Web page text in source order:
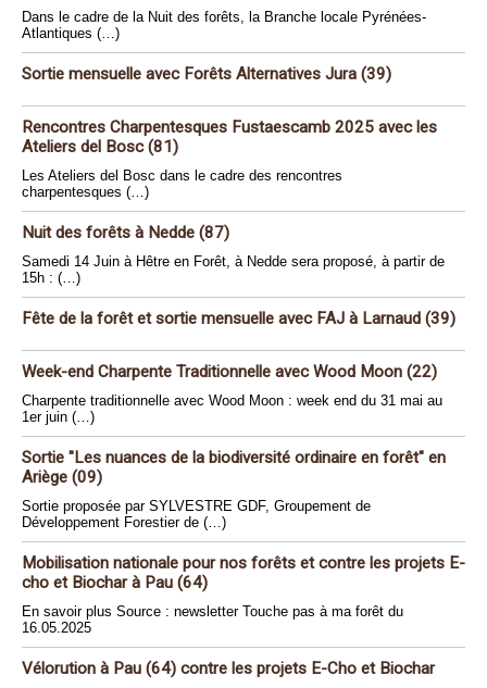
Dans le cadre de la Nuit des forêts, la Branche locale Pyrénées-
Atlantiques (…)
Sortie mensuelle avec Forêts Alternatives Jura (39)
Rencontres Charpentesques Fustaescamb 2025 avec les
Ateliers del Bosc (81)
Les Ateliers del Bosc dans le cadre des rencontres
charpentesques (…)
Nuit des forêts à Nedde (87)
Samedi 14 Juin à Hêtre en Forêt, à Nedde sera proposé, à partir de
15h : (…)
Fête de la forêt et sortie mensuelle avec FAJ à Larnaud (39)
Week-end Charpente Traditionnelle avec Wood Moon (22)
Charpente traditionnelle avec Wood Moon : week end du 31 mai au
1er juin (…)
Sortie "Les nuances de la biodiversité ordinaire en forêt" en
Ariège (09)
Sortie proposée par SYLVESTRE GDF, Groupement de
Développement Forestier de (…)
Mobilisation nationale pour nos forêts et contre les projets E-
cho et Biochar à Pau (64)
En savoir plus Source : newsletter Touche pas à ma forêt du
16.05.2025
Vélorution à Pau (64) contre les projets E-Cho et Biochar